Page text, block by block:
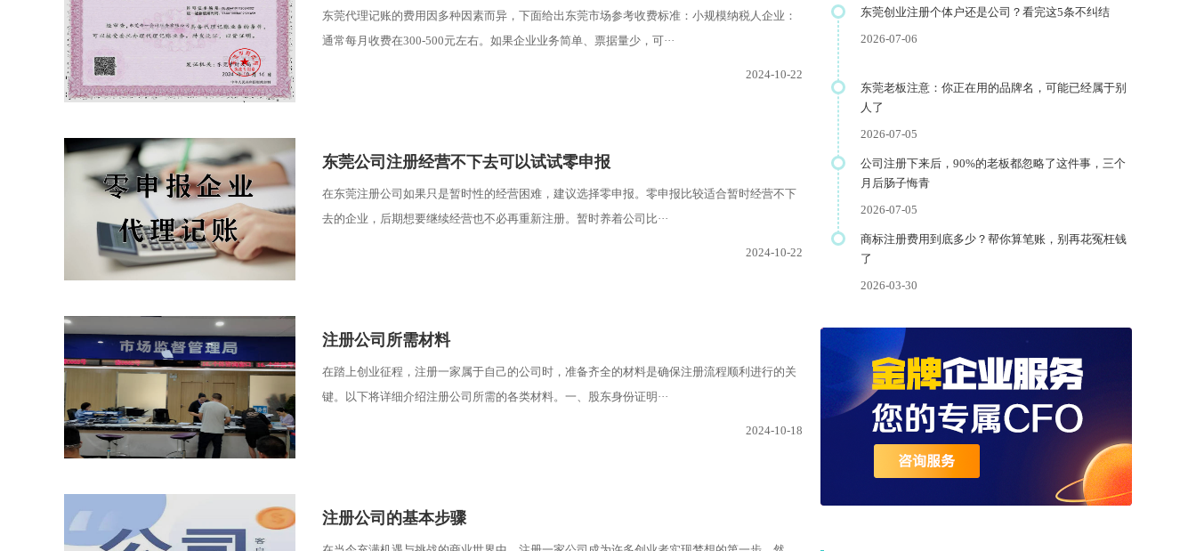
东莞代理记账的费用因多种因素而异，下面给出东莞市场参考收费标准：小规模纳税人企业：
通常每月收费在300-500元左右。如果企业业务简单、票据量少，可···
2024-10-22
东莞公司注册经营不下去可以试试零申报
在东莞注册公司如果只是暂时性的经营困难，建议选择零申报。零申报比较适合暂时经营不下
去的企业，后期想要继续经营也不必再重新注册。暂时养着公司比···
2024-10-22
注册公司所需材料
在踏上创业征程，注册一家属于自己的公司时，准备齐全的材料是确保注册流程顺利进行的关
键。以下将详细介绍注册公司所需的各类材料。一、股东身份证明···
2024-10-18
注册公司的基本步骤
东莞创业注册个体户还是公司？看完这5条不纠结
2026-07-06
东莞老板注意：你正在用的品牌名，可能已经属于别
人了
2026-07-05
公司注册下来后，90%的老板都忽略了这件事，三个
月后肠子悔青
2026-07-05
商标注册费用到底多少？帮你算笔账，别再花冤枉钱
了
2026-03-30